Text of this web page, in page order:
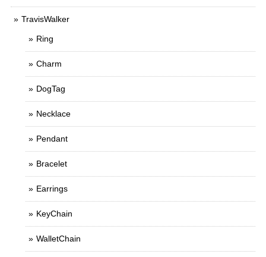
TravisWalker
Ring
Charm
DogTag
Necklace
Pendant
Bracelet
Earrings
KeyChain
WalletChain